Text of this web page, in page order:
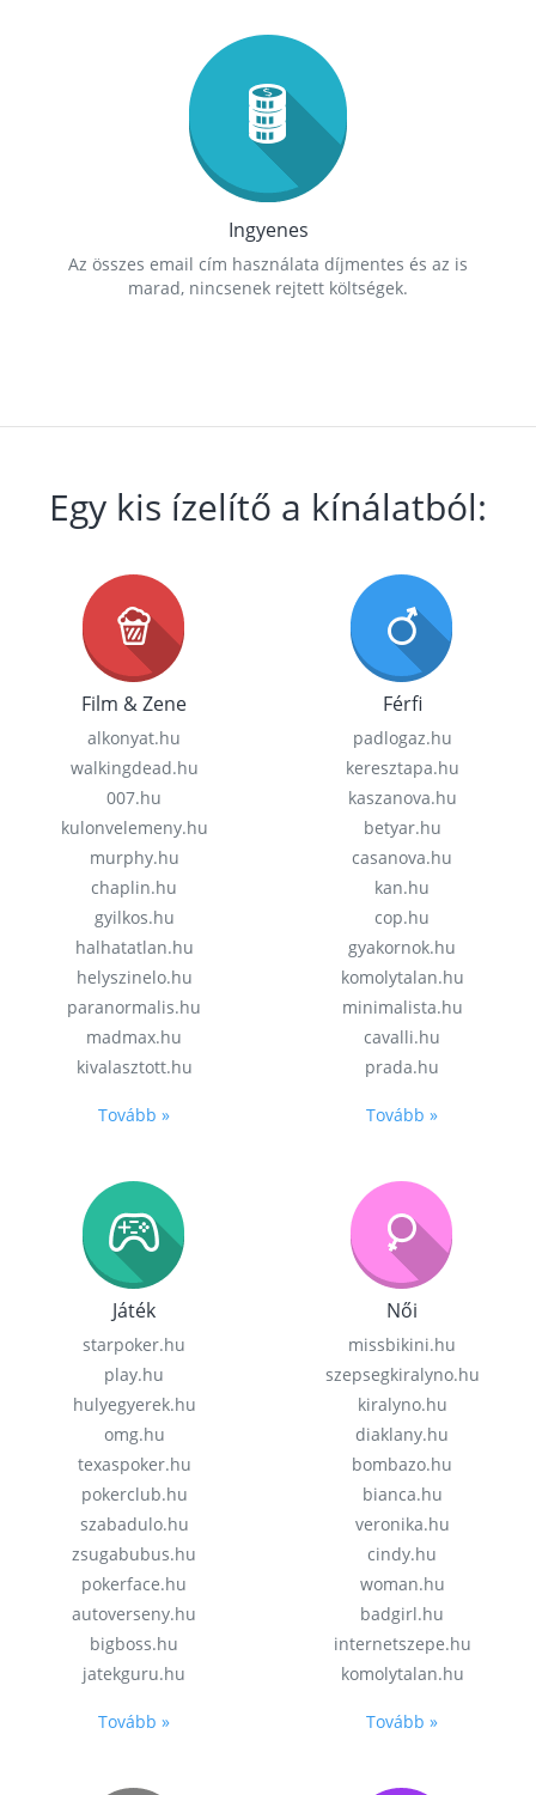
Ingyenes
Az összes email cím használata díjmentes és az is
marad, nincsenek rejtett költségek.
Egy kis ízelítő a kínálatból:
Film & Zene
alkonyat.hu
walkingdead.hu
007.hu
kulonvelemeny.hu
murphy.hu
chaplin.hu
gyilkos.hu
halhatatlan.hu
helyszinelo.hu
paranormalis.hu
madmax.hu
kivalasztott.hu
Tovább »
Férfi
padlogaz.hu
keresztapa.hu
kaszanova.hu
betyar.hu
casanova.hu
kan.hu
cop.hu
gyakornok.hu
komolytalan.hu
minimalista.hu
cavalli.hu
prada.hu
Tovább »
Játék
starpoker.hu
play.hu
hulyegyerek.hu
omg.hu
texaspoker.hu
pokerclub.hu
szabadulo.hu
zsugabubus.hu
pokerface.hu
autoverseny.hu
bigboss.hu
jatekguru.hu
Tovább »
Női
missbikini.hu
szepsegkiralyno.hu
kiralyno.hu
diaklany.hu
bombazo.hu
bianca.hu
veronika.hu
cindy.hu
woman.hu
badgirl.hu
internetszepe.hu
komolytalan.hu
Tovább »